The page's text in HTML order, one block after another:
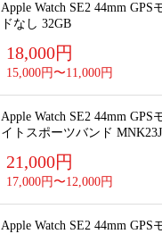
Apple Watch SE2 44mm
ドなし 32GB
18,000円
15,000円〜11,000円
Apple Watch SE2 44mm
イトスポーツバンド
21,000円
17,000円〜12,000円
Apple Watch SE2 44mm